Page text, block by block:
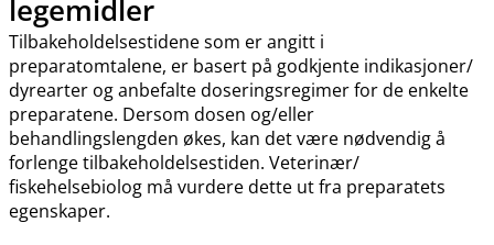
legemidler
Tilbakeholdelsestidene som er angitt i
preparatomtalene, er basert på godkjente indikasjoner​/​
dyrearter og anbefalte doseringsregimer for de enkelte
preparatene. Dersom dosen og​/​eller
behandlingslengden økes, kan det være nødvendig å
forlenge tilbakeholdelsestiden. Veterinær​/​
fiskehelsebiolog må vurdere dette ut fra preparatets
egenskaper.